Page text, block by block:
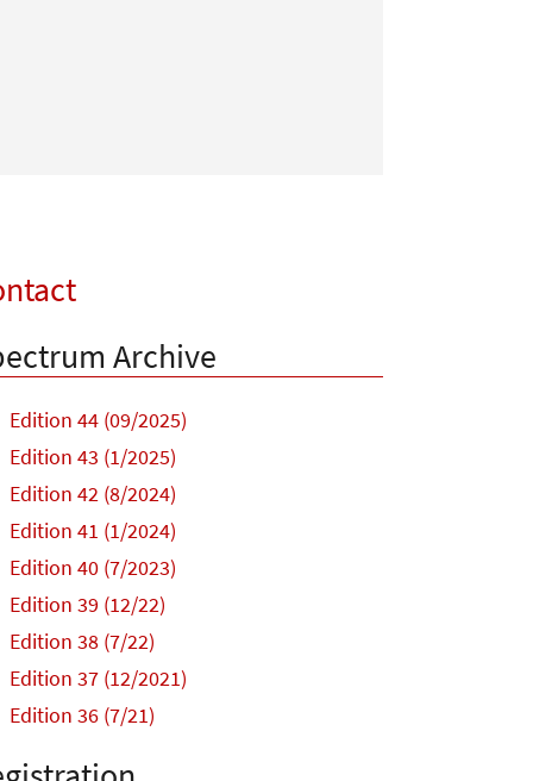
Archive
Edition 44 (09/2025)
Edition 43 (1/2025)
Edition 42 (8/2024)
Edition 41 (1/2024)
Edition 40 (7/2023)
Edition 39 (12/22)
Edition 38 (7/22)
Edition 37 (12/2021)
Edition 36 (7/21)